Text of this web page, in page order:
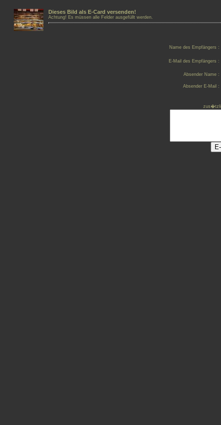
Dieses Bild als E-Card versenden!
Achtung! Es müssen alle Felder ausgefüllt werden.
Name des Empfängers :
E-Mail des Empfängers :
Absender Name :
Absender E-Mail :